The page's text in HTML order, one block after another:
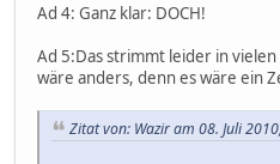
Ad 4: Ganz klar: DOCH!
Ad 5:Das strimmt leider in
wäre anders, denn es wäre ein
Zitat von: Wazir am 08. Juli